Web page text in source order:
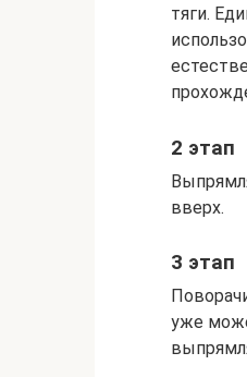
тяги.
2 этап
вверх.
3 этап
уже